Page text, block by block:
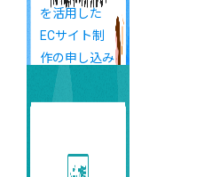
を活用した
ECサイト制
作の申し込み
受付中！